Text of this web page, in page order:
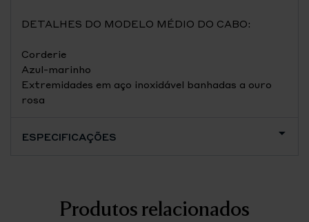
DETALHES DO MODELO MÉDIO DO CABO:
Corderie
Azul-marinho
Extremidades em aço inoxidável banhadas a ouro
rosa
ESPECIFICAÇÕES
Produtos relacionados